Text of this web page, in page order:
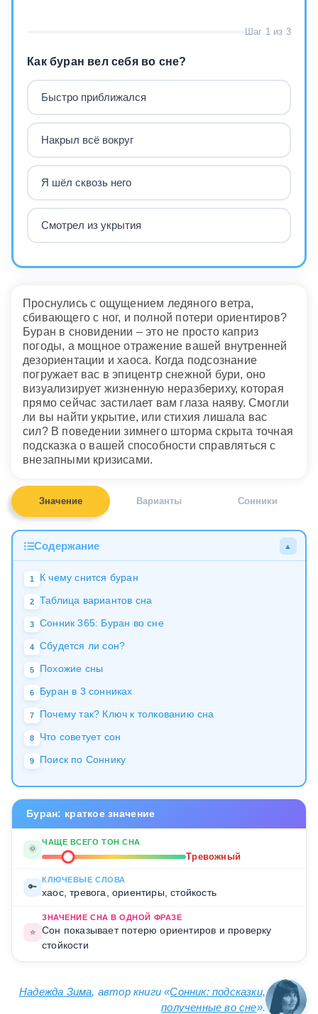
Шаг 1 из 3
Как буран вел себя во сне?
Быстро приближался
Накрыл всё вокруг
Я шёл сквозь него
Смотрел из укрытия
Проснулись с ощущением ледяного ветра,
сбивающего с ног, и полной потери ориентиров?
Буран в сновидении – это не просто каприз
погоды, а мощное отражение вашей внутренней
дезориентации и хаоса. Когда подсознание
погружает вас в эпицентр снежной бури, оно
визуализирует жизненную неразбериху, которая
прямо сейчас застилает вам глаза наяву. Смогли
ли вы найти укрытие, или стихия лишала вас
сил? В поведении зимнего шторма скрыта точная
подсказка о вашей способности справляться с
внезапными кризисами.
Значение Варианты Сонники
Содержание ▲
1 К чему снится буран
2 Таблица вариантов сна
3 Сонник 365: Буран во сне
4 Сбудется ли сон?
5 Похожие сны
6 Буран в 3 сонниках
7 Почему так? Ключ к толкованию сна
8 Что советует сон
9 Поиск по Соннику
Буран: краткое значение
🌞
ЧАЩЕ ВСЕГО ТОН СНА
Тревожный
🔑
КЛЮЧЕВЫЕ СЛОВА
хаос, тревога, ориентиры, стойкость
⭐
ЗНАЧЕНИЕ СНА В ОДНОЙ ФРАЗЕ
Сон показывает потерю ориентиров и проверку
стойкости
Надежда Зима, автор книги «Сонник: подсказки,
полученные во сне».